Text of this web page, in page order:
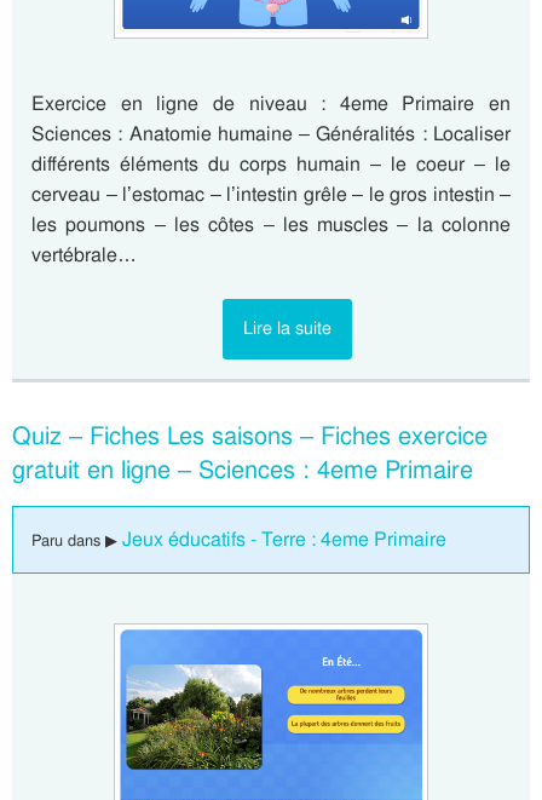
Exercice en ligne de niveau : 4eme Primaire en
Sciences : Anatomie humaine – Généralités : Localiser
différents éléments du corps humain – le coeur – le
cerveau – l’estomac – l’intestin grêle – le gros intestin –
les poumons – les côtes – les muscles – la colonne
vertébrale…
Lire la suite
Quiz – Fiches Les saisons – Fiches exercice
gratuit en ligne – Sciences : 4eme Primaire
Paru dans ▶ Jeux éducatifs - Terre : 4eme Primaire